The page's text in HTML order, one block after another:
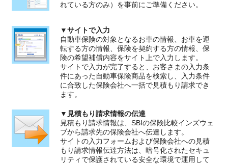
れている方のみ）を事前にご準備ください。
▼サイトで入力
自動車保険の対象となるお車の情報、お車を運
転する方の情報、保険を契約する方の情報、保
険の希望補償内容をサイト上で入力します。
サイトで入力が完了すると、お客さまの入力条
件にあった自動車保険商品を検索し、入力条件
に合致した保険会社へ一括で見積もり請求でき
ます。
▼見積もり請求情報の伝達
見積もり請求情報は、SBIの保険比較インズウェ
ブから請求先の保険会社へ伝達します。
サイトの入力フォームおよび保険会社への見積
もり請求情報伝達方法は、暗号化されたセキュ
リティで保護されている安全な環境で運用して